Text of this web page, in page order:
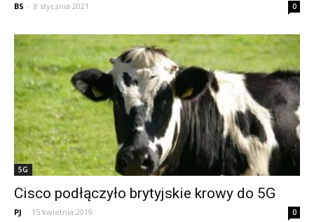
BS - 8 stycznia 2021 0
5G
Cisco podłączyło brytyjskie krowy do 5G
PJ - 15 kwietnia 2019 0